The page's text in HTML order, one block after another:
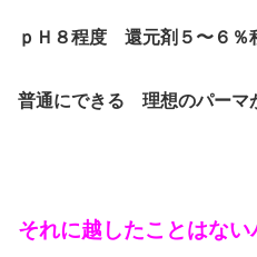
ｐＨ８程度 還元剤５〜６％
普通にできる 理想のパーマ
それに越したことはない